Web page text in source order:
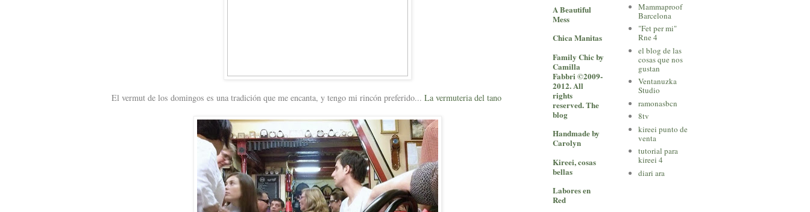
El vermut de los domingos es una tradición que me encanta, y tengo mi rincón preferido... La vermuteria del tano
A Beautiful
Mess
Chica Manitas
Family Chic by
Camilla
Fabbri ©2009-
2012. All
rights
reserved. The
blog
Handmade by
Carolyn
Kireei, cosas
bellas
Labores en
Red
Mammaproof
Barcelona
"Fet per mi"
Rne 4
el blog de las
cosas que nos
gustan
Ventanuzka
Studio
ramonasbcn
8tv
kireei punto de
venta
tutorial para
kireei 4
diari ara